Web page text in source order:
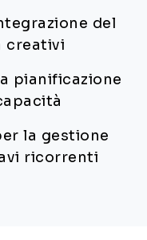
del
creativi
pianificazione
la gestione
ricorrenti